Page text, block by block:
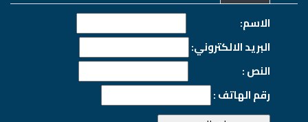
الاسم:
البريد الالكتروني:
النص :
رقم الهاتف :